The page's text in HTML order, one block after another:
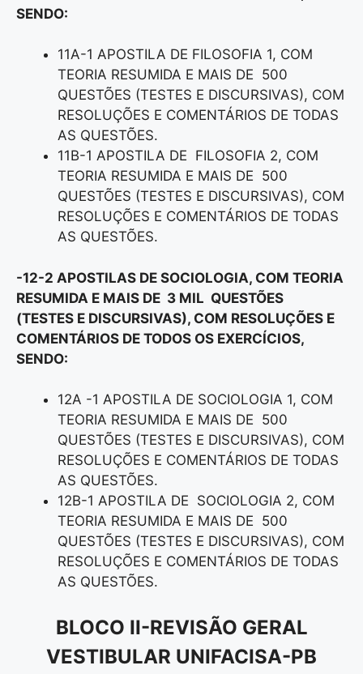
SENDO:
11A-1 APOSTILA DE FILOSOFIA 1, COM
TEORIA RESUMIDA E MAIS DE 500
QUESTÕES (TESTES E DISCURSIVAS), COM
RESOLUÇÕES E COMENTÁRIOS DE TODAS
AS QUESTÕES.
11B-1 APOSTILA DE FILOSOFIA 2, COM
TEORIA RESUMIDA E MAIS DE 500
QUESTÕES (TESTES E DISCURSIVAS), COM
RESOLUÇÕES E COMENTÁRIOS DE TODAS
AS QUESTÕES.
-12-2 APOSTILAS DE SOCIOLOGIA, COM TEORIA
RESUMIDA E MAIS DE 3 MIL QUESTÕES
(TESTES E DISCURSIVAS), COM RESOLUÇÕES E
COMENTÁRIOS DE TODOS OS EXERCÍCIOS,
SENDO:
12A -1 APOSTILA DE SOCIOLOGIA 1, COM
TEORIA RESUMIDA E MAIS DE 500
QUESTÕES (TESTES E DISCURSIVAS), COM
RESOLUÇÕES E COMENTÁRIOS DE TODAS
AS QUESTÕES.
12B-1 APOSTILA DE SOCIOLOGIA 2, COM
TEORIA RESUMIDA E MAIS DE 500
QUESTÕES (TESTES E DISCURSIVAS), COM
RESOLUÇÕES E COMENTÁRIOS DE TODAS
AS QUESTÕES.
BLOCO II-REVISÃO GERAL
VESTIBULAR UNIFACISA-PB